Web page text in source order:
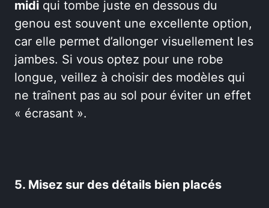
midi qui tombe juste en dessous du
genou est souvent une excellente option,
car elle permet d’allonger visuellement les
jambes. Si vous optez pour une robe
longue, veillez à choisir des modèles qui
ne traînent pas au sol pour éviter un effet
« écrasant ».
5. Misez sur des détails bien placés